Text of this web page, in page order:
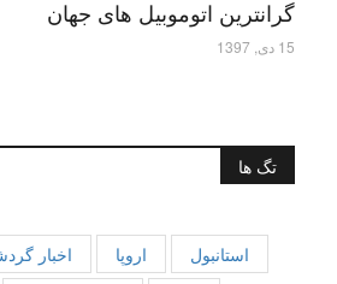
گرانترین اتوموبیل های جهان
15 دی, 1397
تگ ها
اخبار اروپا
استانبول